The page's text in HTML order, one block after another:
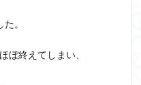
。
ぼ終えてしまい、